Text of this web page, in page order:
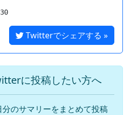
Twitterでシェアする »
に投稿したい方へ
のサマリーをまとめて投稿